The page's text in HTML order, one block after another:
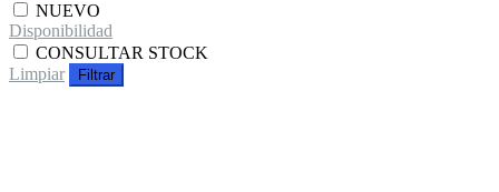
NUEVO
Disponibilidad
CONSULTAR STOCK
Limpiar
Filtrar